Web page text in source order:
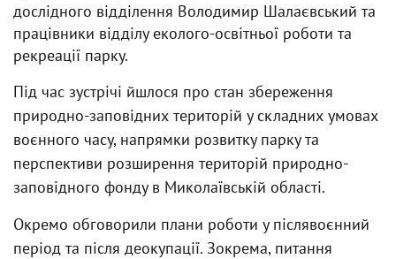
дослідного відділення Володимир Шалаєвський та
працівники відділу еколого-освітньої роботи та
рекреації парку.
Під час зустрічі йшлося про стан збереження
природно-заповідних територій у складних умовах
воєнного часу, напрямки розвитку парку та
перспективи розширення територій природно-
заповідного фонду в Миколаївській області.
Окремо обговорили плани роботи у післявоєнний
період та після деокупації. Зокрема, питання